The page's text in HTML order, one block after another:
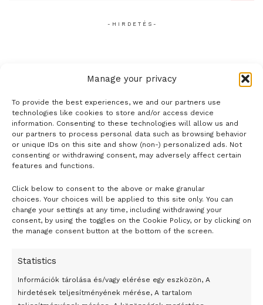
Manage your privacy
To provide the best experiences, we and our partners use
technologies like cookies to store and/or access device
information. Consenting to these technologies will allow us and
our partners to process personal data such as browsing behavior
or unique IDs on this site and show (non-) personalized ads. Not
consenting or withdrawing consent, may adversely affect certain
features and functions.
Click below to consent to the above or make granular
choices. Your choices will be applied to this site only. You can
change your settings at any time, including withdrawing your
consent, by using the toggles on the Cookie Policy, or by clicking on
the manage consent button at the bottom of the screen.
Statistics
Információk tárolása és/vagy elérése egy eszközön, A
hirdetések teljesítményének mérése, A tartalom
- H I R D E T É S -
24 óra
Egy vagyonért adták el Banksy művét miután elégették.
Az 1950-ben elhunyt alkotók művei szabadon
felhasználhatóvá válnak